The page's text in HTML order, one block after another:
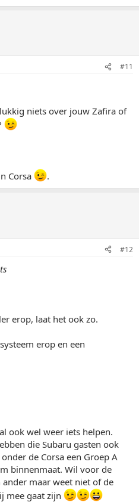
#11
niets over jouw Zafira of
Corsa .
#12
erop, laat het ook zo.
erop en een
ook wel weer iets helpen.
die Subaru gasten ook
de Corsa een Groep A
binnenmaat. Wil voor de
maar weet niet of de
mee gaat zijn